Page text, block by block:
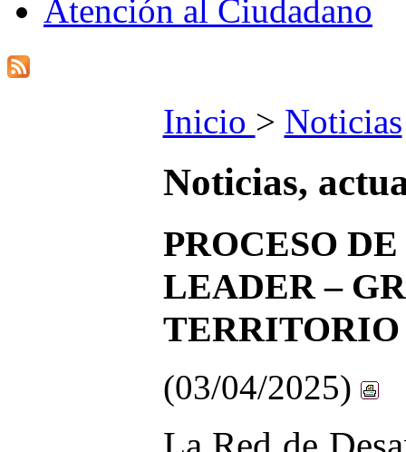
Atención al Ciudadano
Inicio > Noticias
Noticias,
PROCESO
LEADER –
TERRITORIO
(03/04/2025)